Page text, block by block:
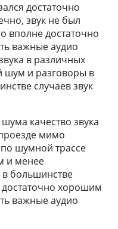
достаточно
звук не был
вполне достаточно
важные аудио
в различных
шум и разговоры в
случаев звук
качество звука
мимо
шумной трассе
и менее
большинстве
достаточно хорошим
важные аудио